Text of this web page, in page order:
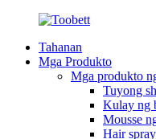
Tahanan
Mga Produkto
Mga produkto
Tuyong
Kulay ng
Mousse
Hair